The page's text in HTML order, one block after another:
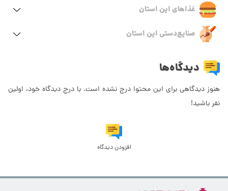
غذاهای این استان
صنایع‌دستی این استان
دیدگاه‌ها
هنوز دیدگاهی برای این محتوا درج نشده است. با درج دیدگاه خود، اولین
نفر باشید!
افزودن دیدگاه